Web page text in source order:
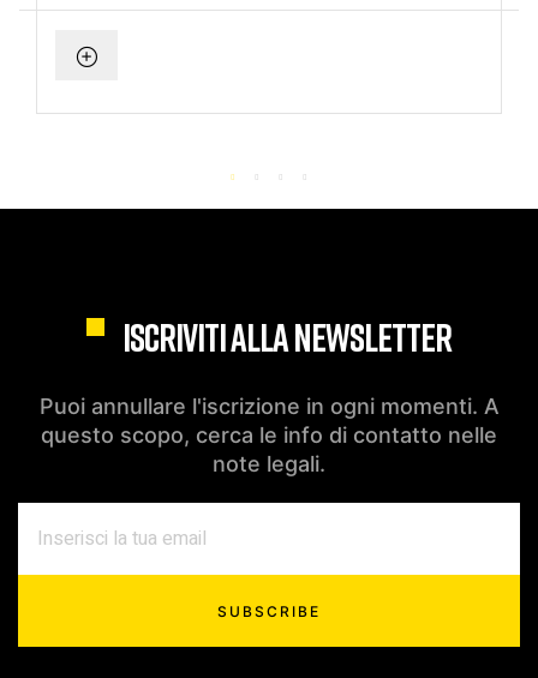
ISCRIVITI ALLA NEWSLETTER
Puoi annullare l'iscrizione in ogni momenti. A
questo scopo, cerca le info di contatto nelle
note legali.
SUBSCRIBE